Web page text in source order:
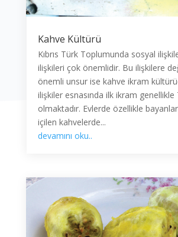
Kahve Kültürü
Kıbrıs Türk Toplumunda sosyal
ilişkileri çok önemlidir. Bu ilişkilere
önemli unsur ise kahve ikram
ilişkiler esnasında ilk ikram genellikle
olmaktadır. Evlerde özellikle
içilen kahvelerde...
devamını oku..